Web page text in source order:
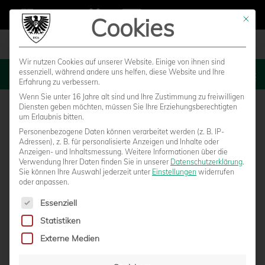
MENU
U23 WILL GEGEN WESTFALIA RHYNERN
Mit
Cookies
Wir nutzen Cookies auf unserer Website. Einige von ihnen sind
essenziell, während andere uns helfen, diese Website und Ihre
Erfahrung zu verbessern.
Wenn Sie unter 16 Jahre alt sind und Ihre Zustimmung zu freiwilligen
Diensten geben möchten, müssen Sie Ihre Erziehungsberechtigten
um Erlaubnis bitten.
Personenbezogene Daten können verarbeitet werden (z. B. IP-
Adressen), z. B. für personalisierte Anzeigen und Inhalte oder
Anzeigen- und Inhaltsmessung. Weitere Informationen über die
Verwendung Ihrer Daten finden Sie in unserer Datenschutzerklärung.
Sie können Ihre Auswahl jederzeit unter Einstellungen widerrufen
oder anpassen.
Es folgt eine Liste der Service-Gruppen, für die eine
Essenziell
Statistiken
Externe Medien